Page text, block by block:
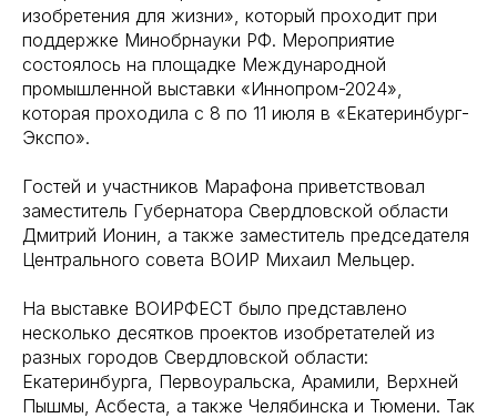
изобретения для жизни», который проходит при
поддержке Минобрнауки РФ. Мероприятие
состоялось на площадке Международной
промышленной выставки «Иннопром-2024»,
которая проходила с 8 по 11 июля в «Екатеринбург-
Экспо».
Гостей и участников Марафона приветствовал
заместитель Губернатора Свердловской области
Дмитрий Ионин, а также заместитель председателя
Центрального совета ВОИР Михаил Мельцер.
На выставке ВОИРФЕСТ было представлено
несколько десятков проектов изобретателей из
разных городов Свердловской области:
Екатеринбурга, Первоуральска, Арамили, Верхней
Пышмы, Асбеста, а также Челябинска и Тюмени. Так